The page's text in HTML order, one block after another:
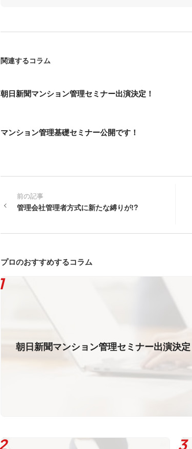
関連するコラム
朝日新聞マンション管理セミナー出演決定！
マンション管理基礎セミナー公開です！
前の記事
管理会社管理者方式に新たな縛りが!?
プロのおすすめするコラム
朝日新聞マンション管理セミナー出演決定